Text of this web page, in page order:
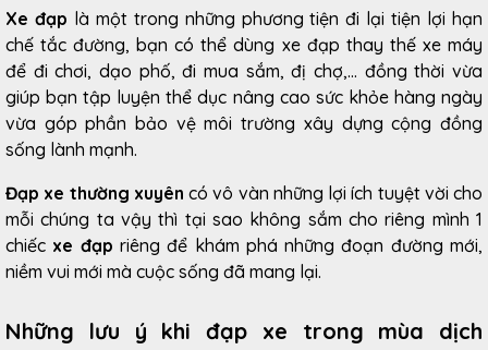
Xe đạp là một trong những phương tiện đi lại tiện lợi hạn
chế tắc đường, bạn có thể dùng xe đạp thay thế xe máy
để đi chơi, dạo phố, đi mua sắm, đị chợ,... đồng thời vừa
giúp bạn tập luyện thể dục nâng cao sức khỏe hàng ngày
vừa góp phần bảo vệ môi trường xây dựng cộng đồng
sống lành mạnh.
Đạp xe thường xuyên có vô vàn những lợi ích tuyệt vời cho
mỗi chúng ta vậy thì tại sao không sắm cho riêng mình 1
chiếc xe đạp riêng để khám phá những đoạn đường mới,
niềm vui mới mà cuộc sống đã mang lại.
Những lưu ý khi đạp xe trong mùa dịch